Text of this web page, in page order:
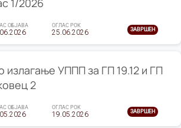
1/2026
ОБЈАВА ОГЛАС РОК
25.06.2026 ЗАВРШЕН
излагање УППП за ГП 19.12 и ГП
2
ОБЈАВА ОГЛАС РОК
19.05.2026 ЗАВРШЕН